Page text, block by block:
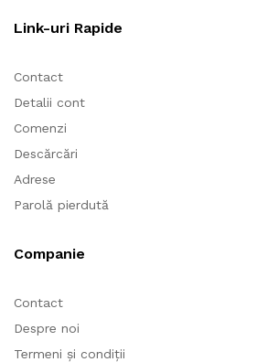
Link-uri Rapide
Contact
Detalii cont
Comenzi
Descărcări
Adrese
Parolă pierdută
Companie
Contact
Despre noi
Termeni și condiții